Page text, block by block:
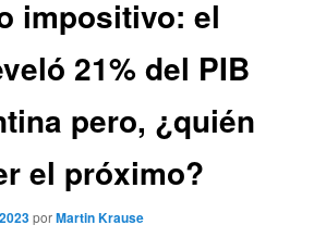
impositivo: el
21% del PIB
pero, ¿quién
el próximo?
porMartin Krause